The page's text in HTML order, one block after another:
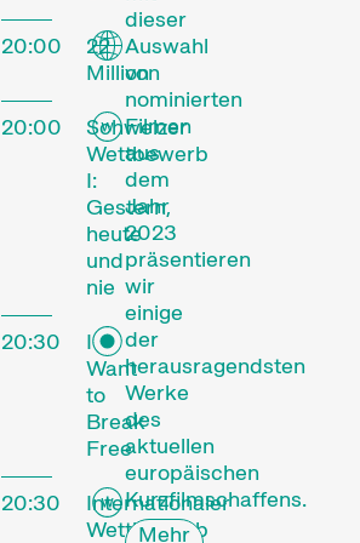
20:00
22
Million
20:00
Schweizer
Wettbewerb
I:
Gestern,
heute
und
nie
20:30
I
Want
to
Break
Free
20:30
Internationaler
Wettbewerb
dieser
Auswahl
von
nominierten
Filmen
aus
dem
Jahr
2023
präsentieren
wir
einige
der
herausragendsten
Werke
des
aktuellen
europäischen
Kurzfilmschaffens.
Mehr
Das
Festival